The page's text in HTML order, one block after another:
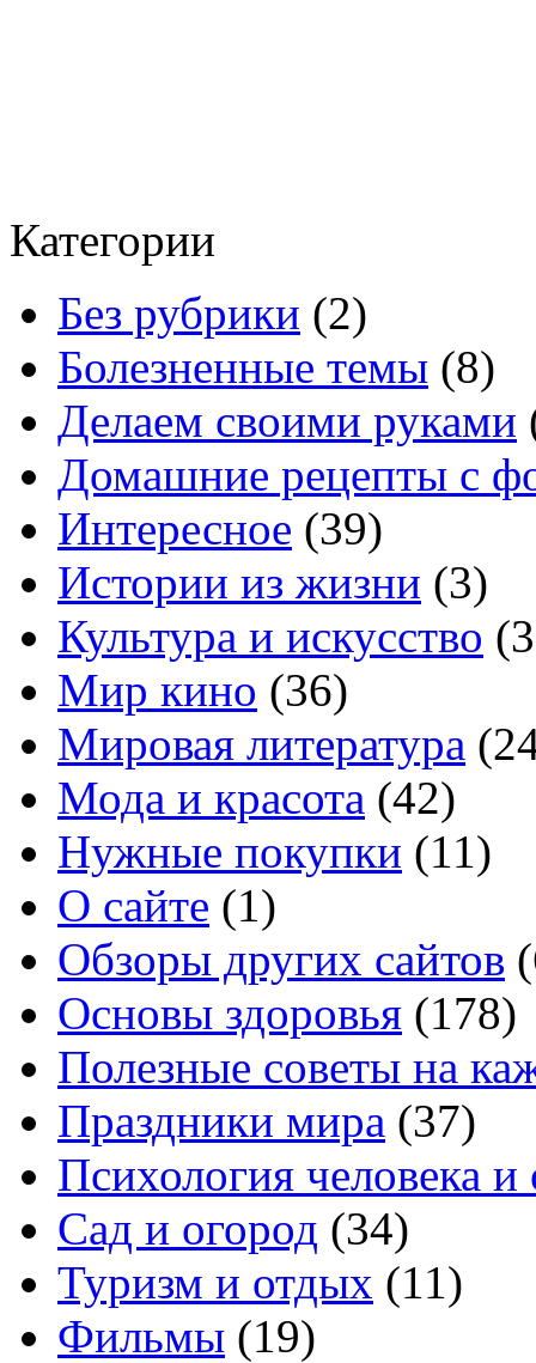
Категории
Без рубрики (2)
Болезненные темы (8)
Делаем своими руками
Домашние рецепты с
Интересное (39)
Истории из жизни (3)
Культура и искусство
Мир кино (36)
Мировая литература
Мода и красота (42)
Нужные покупки (11)
О сайте (1)
Обзоры других сайтов
Основы здоровья (178)
Полезные советы на
Праздники мира (37)
Психология человека
Сад и огород (34)
Туризм и отдых (11)
Фильмы (19)